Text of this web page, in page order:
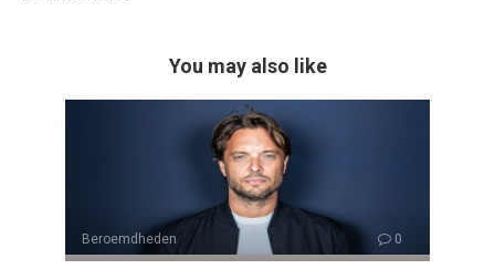
You may also like
Beroemdheden 0